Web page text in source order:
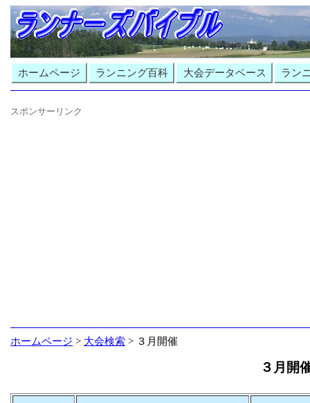
ホームページ ランニング百科 大会データベース ラン
スポンサーリンク
ホームページ > 大会検索 > ３月開催
３月開